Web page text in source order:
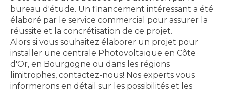
bureau d'étude. Un financement intéressant a été
élaboré par le service commercial pour assurer la
réussite et la concrétisation de ce projet.
Alors si vous souhaitez élaborer un projet pour
installer une centrale Photovoltaïque en Côte
d'Or, en Bourgogne ou dans les régions
limitrophes, contactez-nous! Nos experts vous
informerons en détail sur les possibilités et les